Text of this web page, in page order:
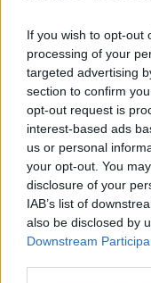
If you wish to opt-out
processing of your
targeted advertising
section to confirm
opt-out request is
interest-based ads
us or personal
your opt-out. You
disclosure of your
IAB’s list of
also be disclosed by
Downstream
OFFERTA TV,
FORNITORE